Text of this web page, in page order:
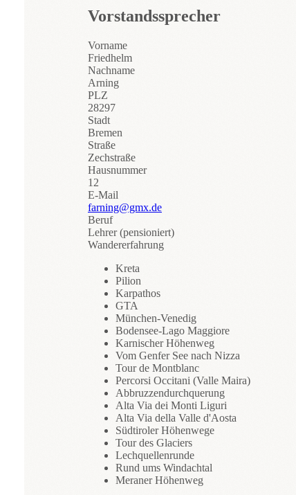
Vorstandssprecher
Vorname
Friedhelm
Nachname
Arning
PLZ
28297
Stadt
Bremen
Straße
Zechstraße
Hausnummer
12
E-Mail
farning@gmx.de
Beruf
Lehrer (pensioniert)
Wandererfahrung
Kreta
Pilion
Karpathos
GTA
München-Venedig
Bodensee-Lago Maggiore
Karnischer Höhenweg
Vom Genfer See nach Nizza
Tour de Montblanc
Percorsi Occitani (Valle Maira)
Abbruzzendurchquerung
Alta Via dei Monti Liguri
Alta Via della Valle d'Aosta
Südtiroler Höhenwege
Tour des Glaciers
Lechquellenrunde
Rund ums Windachtal
Meraner Höhenweg